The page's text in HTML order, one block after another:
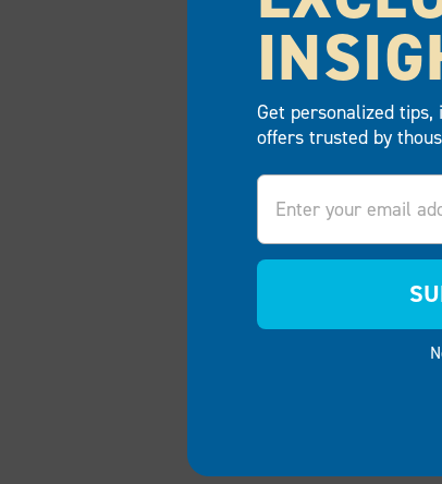
Get personalized tips,
offers trusted by
Email